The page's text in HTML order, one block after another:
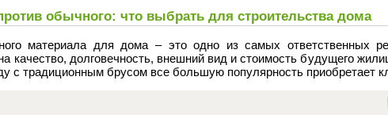
обычного: что выбрать для строительства дома
материала для дома – это одно из самых ответственных
качество, долговечность, внешний вид и стоимость будущего
с традиционным брусом все большую популярность приобретает